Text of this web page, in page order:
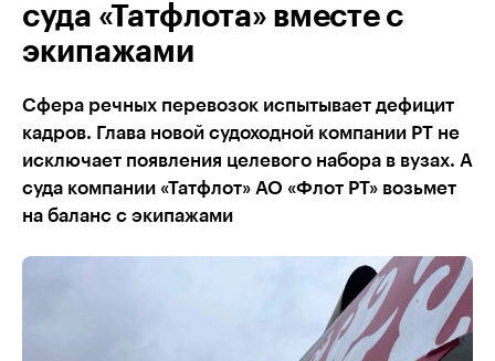
суда «Татфлота» вместе с
экипажами
Сфера речных перевозок испытывает дефицит
кадров. Глава новой судоходной компании РТ не
исключает появления целевого набора в вузах. А
суда компании «Татфлот» АО «Флот РТ» возьмет
на баланс с экипажами